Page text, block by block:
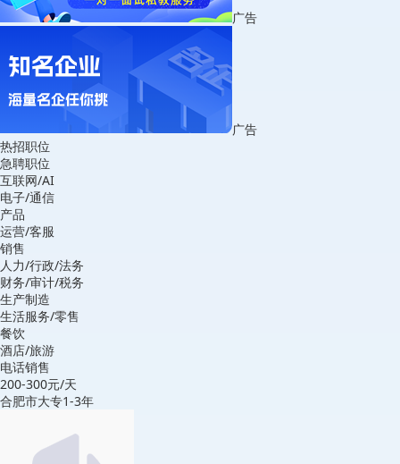
广告
广告
热招职位
急聘职位
互联网/AI
电子/通信
产品
运营/客服
销售
人力/行政/法务
财务/审计/税务
生产制造
生活服务/零售
餐饮
酒店/旅游
电话销售
200-300元/天
合肥市大专1-3年